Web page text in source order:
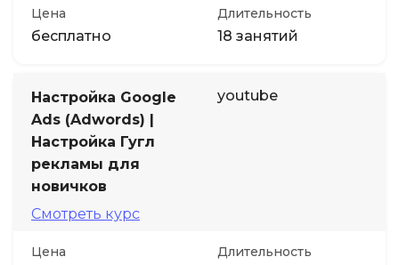
Цена
бесплатно
Длительность
18 занятий
Настройка Google
Ads (Adwords) |
Настройка Гугл
рекламы для
новичков
Смотреть курс
youtube
Цена Длительность